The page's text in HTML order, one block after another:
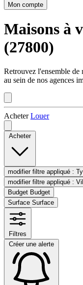
Mon compte
Maisons à
(27800)
Retrouvez l'ensemble de
au sein de nos agences
AcheterLouer
Acheter
modifier filtre appliqué :
modifier filtre appliqué :
Budget Budget
Surface Surface
Filtres
Créer une alerte